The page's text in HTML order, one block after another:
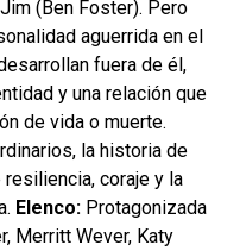
(Ben Foster). Pero
aguerrida en el
fuera de él,
y una relación que
de vida o muerte.
la historia de
coraje y la
Elenco: Protagonizada
Merritt Wever, Katy